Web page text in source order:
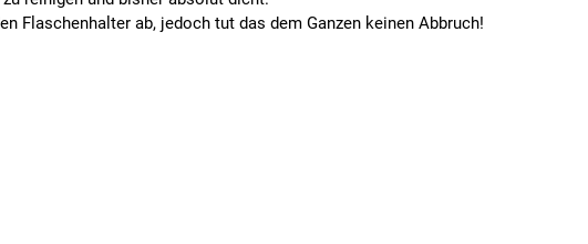
Flaschenhalter ab, jedoch tut das dem Ganzen keinen Abbruch!